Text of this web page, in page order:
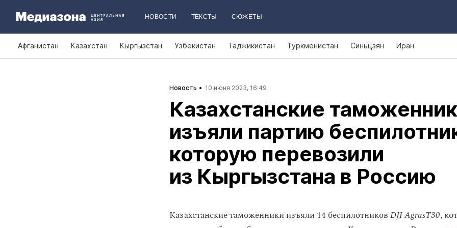
НОВОСТИ ТЕКСТЫ СЮЖЕТЫ
Афганистан Казахстан Кыргызстан Узбекистан Таджикистан Туркменистан Синьцзян Иран
Новость 10 июня 2023, 16:49
Казахстанские
изъяли партию
которую перевозили
из Кыргызстана в Россию
Казахстанские таможенники изъяли 14 беспилотниковDJI AgrasT30,